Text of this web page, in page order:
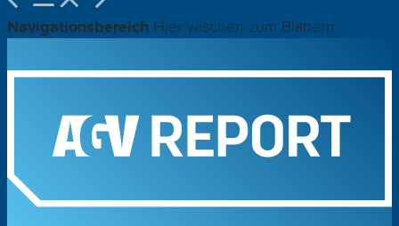
Navigationsbereich Hier wischen zum Blättern